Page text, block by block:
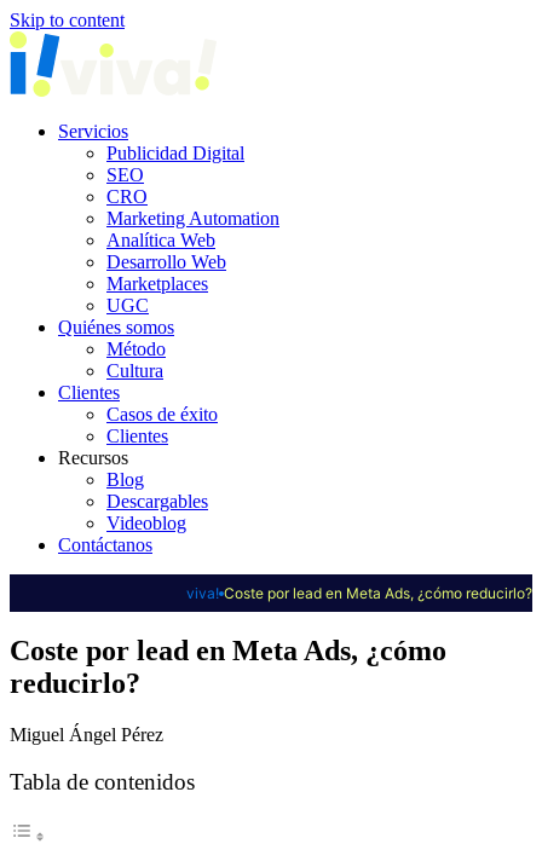
Skip to content
Servicios
Publicidad Digital
SEO
CRO
Marketing Automation
Analítica Web
Desarrollo Web
Marketplaces
UGC
Quiénes somos
Método
Cultura
Clientes
Casos de éxito
Clientes
Recursos
Blog
Descargables
Videoblog
Contáctanos
viva! Coste por lead en Meta Ads, ¿cómo reducirlo?
Coste por lead en Meta Ads, ¿cómo
reducirlo?
Miguel Ángel Pérez
Tabla de contenidos